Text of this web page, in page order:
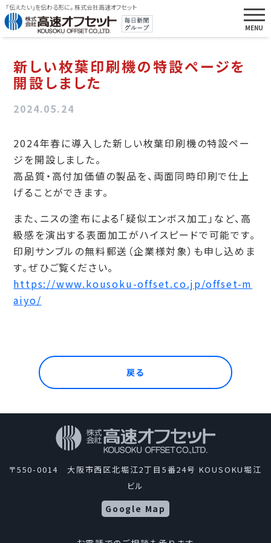
「伝えたい」を伝わる形に。 株式会社高速オフセット
新しい枚葉印刷機の特設ページを
開設しました
2024.05.24
2024年春に導入した新しい枚葉印刷機の特設ペー
ジを開設しました。
高品質・高付加価値の製品を、両面同時印刷で仕上
げることができます。
また、ニスの塗布による「疑似エンボス加工」など、高
級感を演出する表面加工がハイスピードで可能です。
印刷サンブルの無料郵送（企業様対象）も申し込めま
す。ぜひご覧ください。
https://www.kousoku-offset.co.jp/offset-m
aiyo/
戻る
〒550-0014 大阪市西区北堀江2丁目5番24号 KOUSOKU堀江
ビル
Google Map